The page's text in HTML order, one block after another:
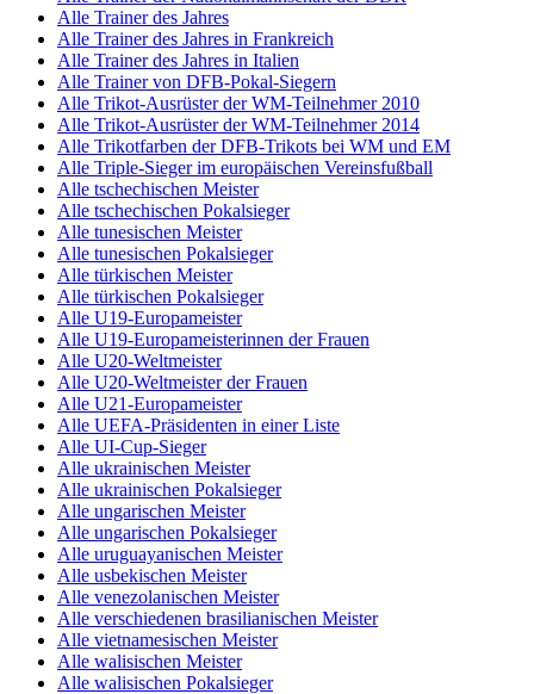
Alle Trainer des Jahres
Alle Trainer des Jahres in Frankreich
Alle Trainer des Jahres in Italien
Alle Trainer von DFB-Pokal-Siegern
Alle Trikot-Ausrüster der WM-Teilnehmer 2010
Alle Trikot-Ausrüster der WM-Teilnehmer 2014
Alle Trikotfarben der DFB-Trikots bei WM und EM
Alle Triple-Sieger im europäischen Vereinsfußball
Alle tschechischen Meister
Alle tschechischen Pokalsieger
Alle tunesischen Meister
Alle tunesischen Pokalsieger
Alle türkischen Meister
Alle türkischen Pokalsieger
Alle U19-Europameister
Alle U19-Europameisterinnen der Frauen
Alle U20-Weltmeister
Alle U20-Weltmeister der Frauen
Alle U21-Europameister
Alle UEFA-Präsidenten in einer Liste
Alle UI-Cup-Sieger
Alle ukrainischen Meister
Alle ukrainischen Pokalsieger
Alle ungarischen Meister
Alle ungarischen Pokalsieger
Alle uruguayanischen Meister
Alle usbekischen Meister
Alle venezolanischen Meister
Alle verschiedenen brasilianischen Meister
Alle vietnamesischen Meister
Alle walisischen Meister
Alle walisischen Pokalsieger